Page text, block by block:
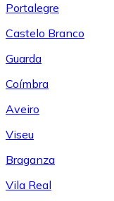
Portalegre
Castelo Branco
Guarda
Coímbra
Aveiro
Viseu
Braganza
Vila Real